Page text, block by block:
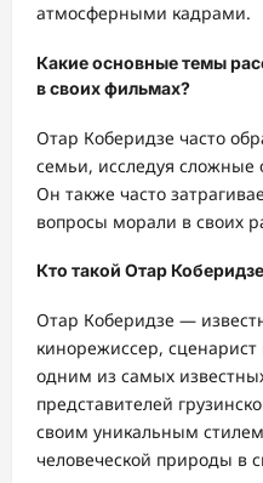
атмосферными кадрами.
Какие основные темы
в своих фильмах?
Отар Коберидзе часто
семьи, исследуя
Он также часто
вопросы морали в своих
Кто такой Отар
Отар Коберидзе —
кинорежиссер,
одним из самых
представителей
своим уникальным
человеческой природы в